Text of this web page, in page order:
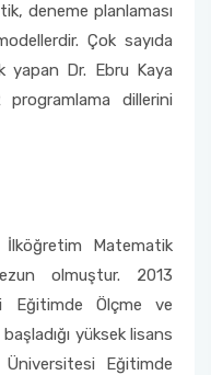
deneme planlaması
Çok sayıda
yapan Dr. Ebru Kaya
dillerini
İlköğretim Matematik
olmuştur. 2013
Eğitimde Ölçme ve
yüksek lisans
Üniversitesi Eğitimde